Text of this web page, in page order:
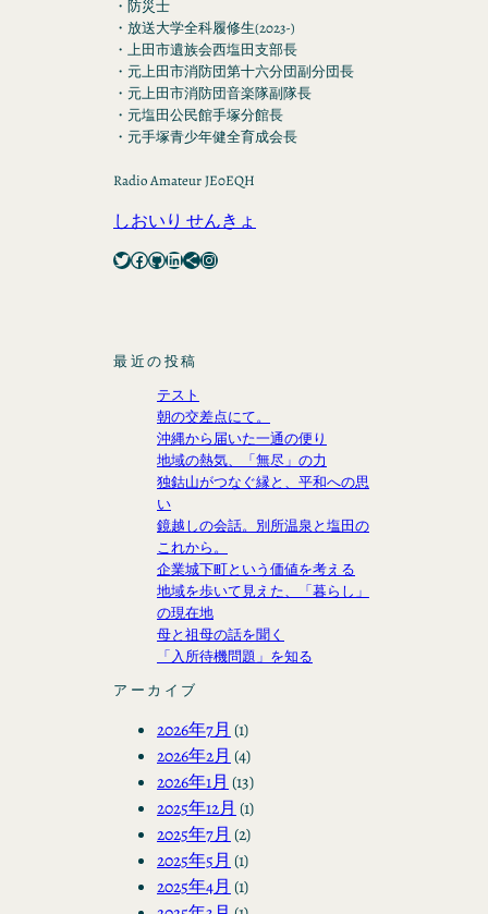
・防災士
・放送大学全科履修生(2023-)
・上田市遺族会西塩田支部長
・元上田市消防団第十六分団副分団長
・元上田市消防団音楽隊副隊長
・元塩田公民館手塚分館長
・元手塚青少年健全育成会長
Radio Amateur JE0EQH
しおいり せんきょ
Twitter Facebook GitHub LinkedIn Share Icon Instagram
最近の投稿
テスト
朝の交差点にて。
沖縄から届いた一通の便り
地域の熱気、「無尽」の力
独鈷山がつなぐ縁と、平和への思
い
鏡越しの会話。別所温泉と塩田の
これから。
企業城下町という価値を考える
地域を歩いて見えた、「暮らし」
の現在地
母と祖母の話を聞く
「入所待機問題」を知る
アーカイブ
2026年7月 (1)
2026年2月 (4)
2026年1月 (13)
2025年12月 (1)
2025年7月 (2)
2025年5月 (1)
2025年4月 (1)